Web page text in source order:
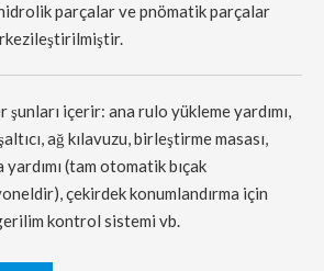
parçalar ve pnömatik parçalar
şunları içerir: ana rulo yükleme yardımı,
ağ kılavuzu, birleştirme masası,
yardımı (tam otomatik bıçak
çekirdek konumlandırma için
kontrol sistemi vb.